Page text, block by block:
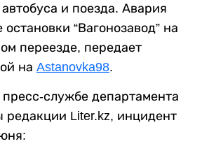
и поезда. Авария
остановки “Вагонозавод” на
переезде, передает
на Astanovka98.
службе департамента
редакции Liter.kz, инцидент